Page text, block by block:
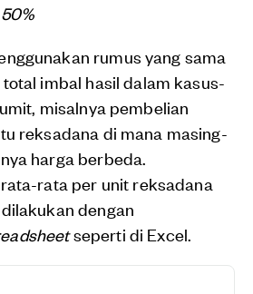
50%
rumus yang sama
imbal hasil dalam kasus-
misalnya pembelian
reksadana di mana masing-
harga berbeda.
rata per unit reksadana
dengan
seperti di Excel.